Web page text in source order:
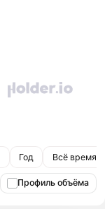
Год Всё время
Профиль объёма